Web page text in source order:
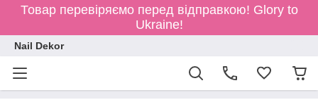
Товар перевіряємо перед відправкою! Glory to
Ukraine!
Nail Dekor